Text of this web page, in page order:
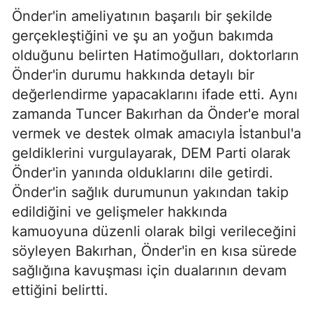
Önder'in ameliyatının başarılı bir şekilde
gerçekleştiğini ve şu an yoğun bakımda
olduğunu belirten Hatimoğulları, doktorların
Önder'in durumu hakkında detaylı bir
değerlendirme yapacaklarını ifade etti. Aynı
zamanda Tuncer Bakırhan da Önder'e moral
vermek ve destek olmak amacıyla İstanbul'a
geldiklerini vurgulayarak, DEM Parti olarak
Önder'in yanında olduklarını dile getirdi.
Önder'in sağlık durumunun yakından takip
edildiğini ve gelişmeler hakkında
kamuoyuna düzenli olarak bilgi verileceğini
söyleyen Bakırhan, Önder'in en kısa sürede
sağlığına kavuşması için dualarının devam
ettiğini belirtti.